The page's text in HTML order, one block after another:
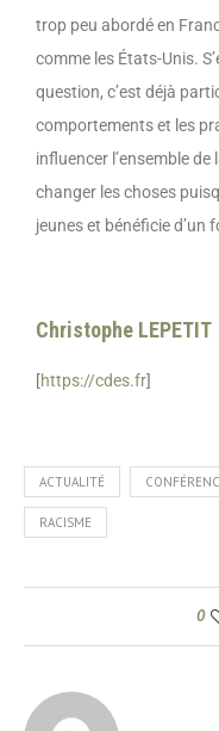
trop peu abordé en
comme les États-Unis.
question, c’est déjà
comportements et les
influencer l’ensemble
changer les choses
jeunes et bénéficie d’un
Christophe LEPETIT
[https://cdes.fr]
ACTUALITÉ
RACISME
0